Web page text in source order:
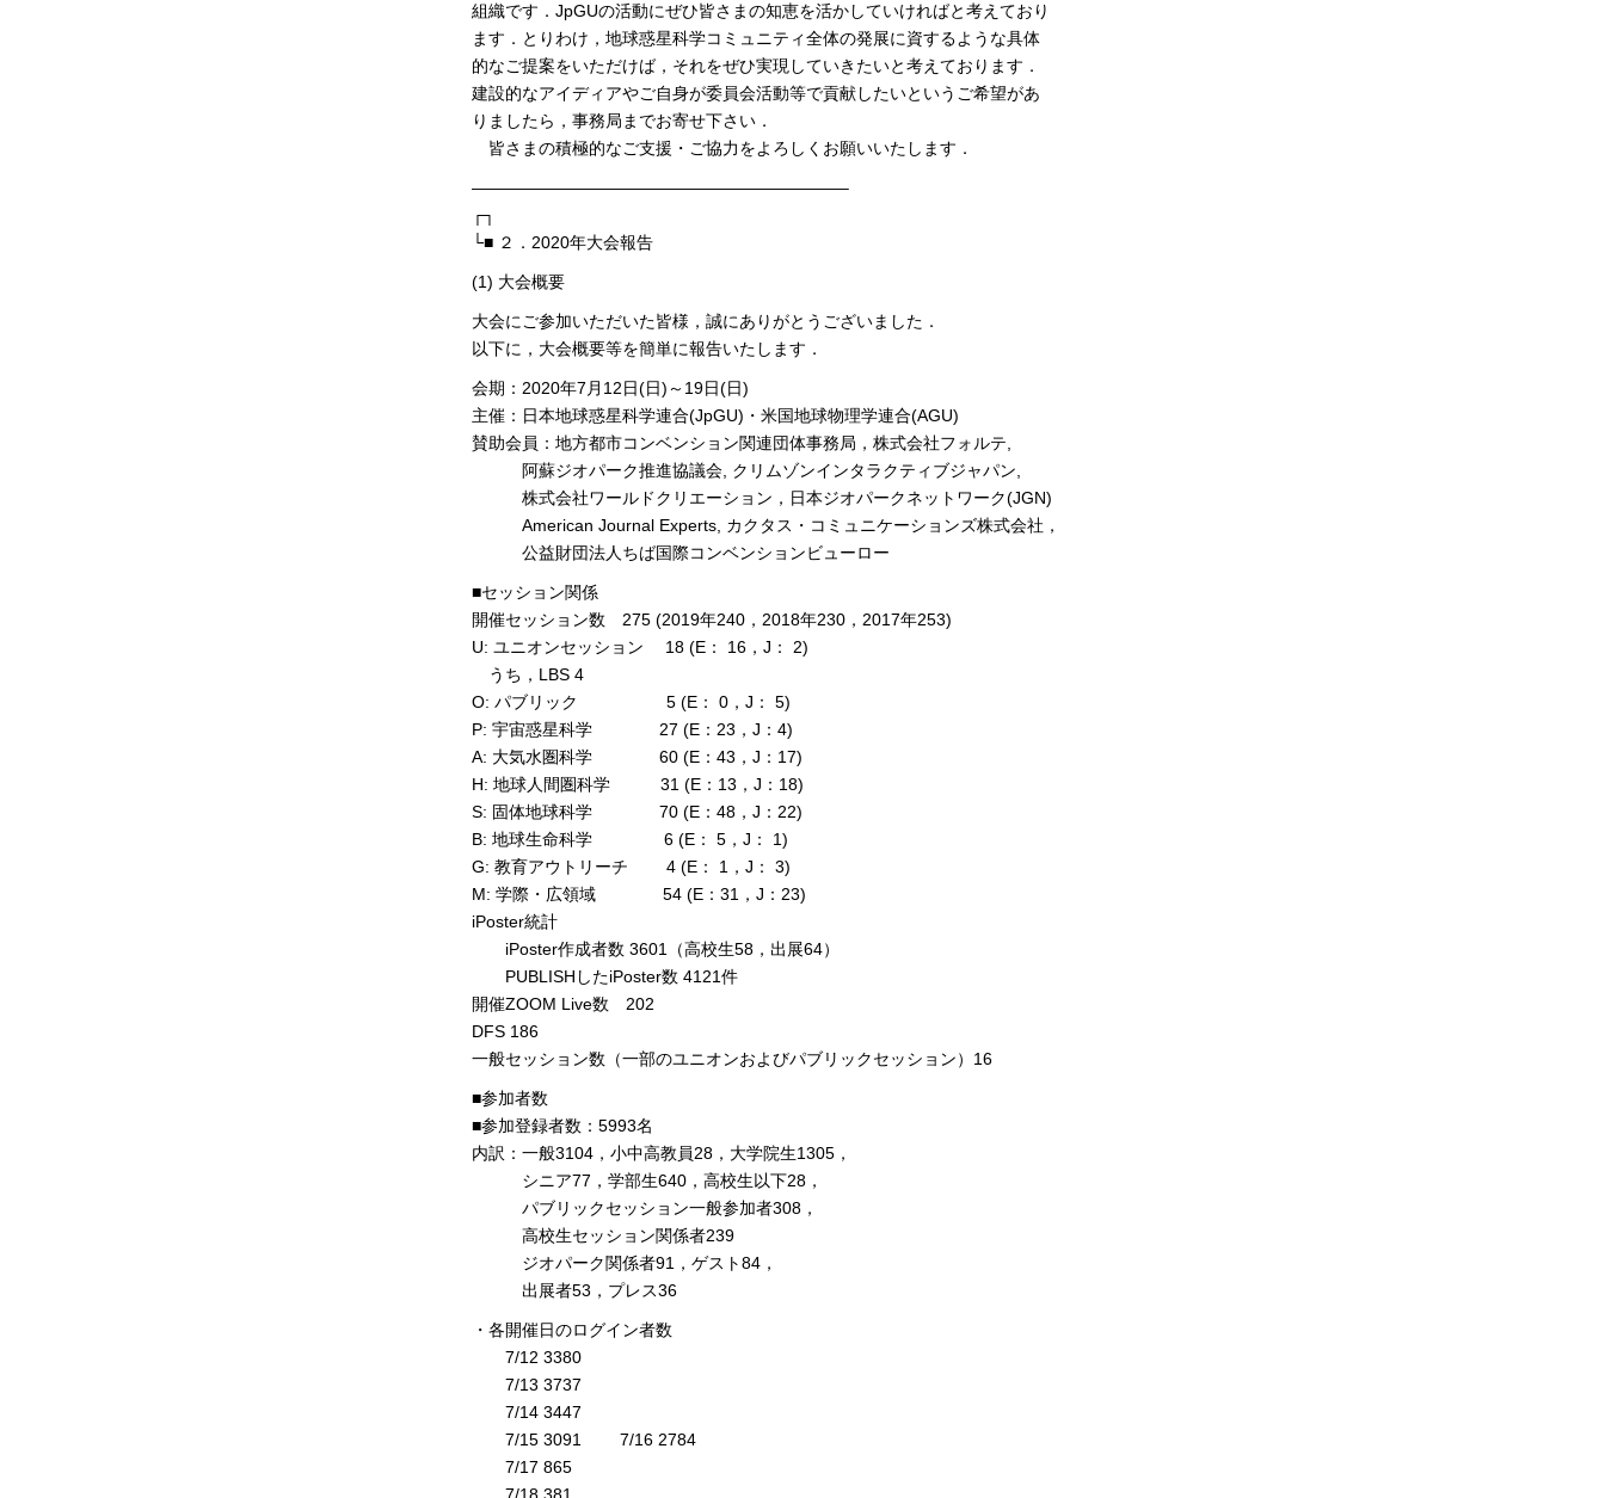
組織です．JpGUの活動にぜひ皆さまの知恵を活かしていければと考えており
ます．とりわけ，地球惑星科学コミュニティ全体の発展に資するような具体
的なご提案をいただけば，それをぜひ実現していきたいと考えております．
建設的なアイディアやご自身が委員会活動等で貢献したいというご希望があ
りましたら，事務局までお寄せ下さい．
皆さまの積極的なご支援・ご協力をよろしくお願いいたします．
——————————————————————–
┌┐
└■ ２．2020年大会報告
(1) 大会概要
大会にご参加いただいた皆様，誠にありがとうございました．
以下に，大会概要等を簡単に報告いたします．
会期：2020年7月12日(日)～19日(日)
主催：日本地球惑星科学連合(JpGU)・米国地球物理学連合(AGU)
賛助会員：地方都市コンベンション関連団体事務局，株式会社フォルテ,
阿蘇ジオパーク推進協議会, クリムゾンインタラクティブジャパン,
株式会社ワールドクリエーション，日本ジオパークネットワーク(JGN)
American Journal Experts, カクタス・コミュニケーションズ株式会社，
公益財団法人ちば国際コンベンションビューロー
■セッション関係
開催セッション数 275 (2019年240，2018年230，2017年253)
U: ユニオンセッション 18 (E： 16，J： 2)
うち，LBS 4
O: パブリック 5 (E： 0，J： 5)
P: 宇宙惑星科学 27 (E：23，J：4)
A: 大気水圏科学 60 (E：43，J：17)
H: 地球人間圏科学 31 (E：13，J：18)
S: 固体地球科学 70 (E：48，J：22)
B: 地球生命科学 6 (E： 5，J： 1)
G: 教育アウトリーチ 4 (E： 1，J： 3)
M: 学際・広領域 54 (E：31，J：23)
iPoster統計
iPoster作成者数 3601（高校生58，出展64）
PUBLISHしたiPoster数 4121件
開催ZOOM Live数 202
DFS 186
一般セッション数（一部のユニオンおよびパブリックセッション）16
■参加者数
■参加登録者数：5993名
内訳：一般3104，小中高教員28，大学院生1305，
シニア77，学部生640，高校生以下28，
パブリックセッション一般参加者308，
高校生セッション関係者239
ジオパーク関係者91，ゲスト84，
出展者53，プレス36
・各開催日のログイン者数
7/12 3380
7/13 3737
7/14 3447
7/15 3091 7/16 2784
7/17 865